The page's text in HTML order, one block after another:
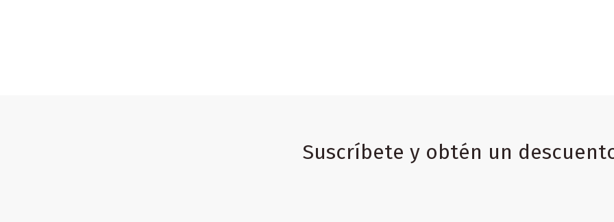
Suscríbete y obtén un